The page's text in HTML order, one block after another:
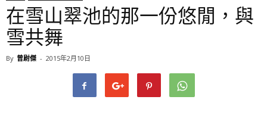
在雪山翠池的那一份悠閒，與
雪共舞
By 曾尉傑 - 2015年2月10日